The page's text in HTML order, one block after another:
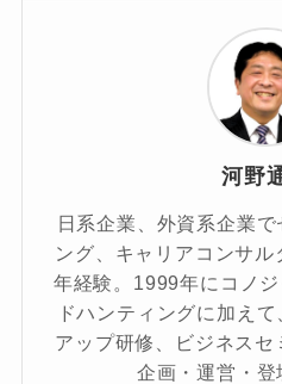
河野
日系企業、外資系企業
ング、キャリアコンサ
年経験。1999年にコノ
ドハンティングに加え
アップ研修、ビジネスセ
企画・運営・登